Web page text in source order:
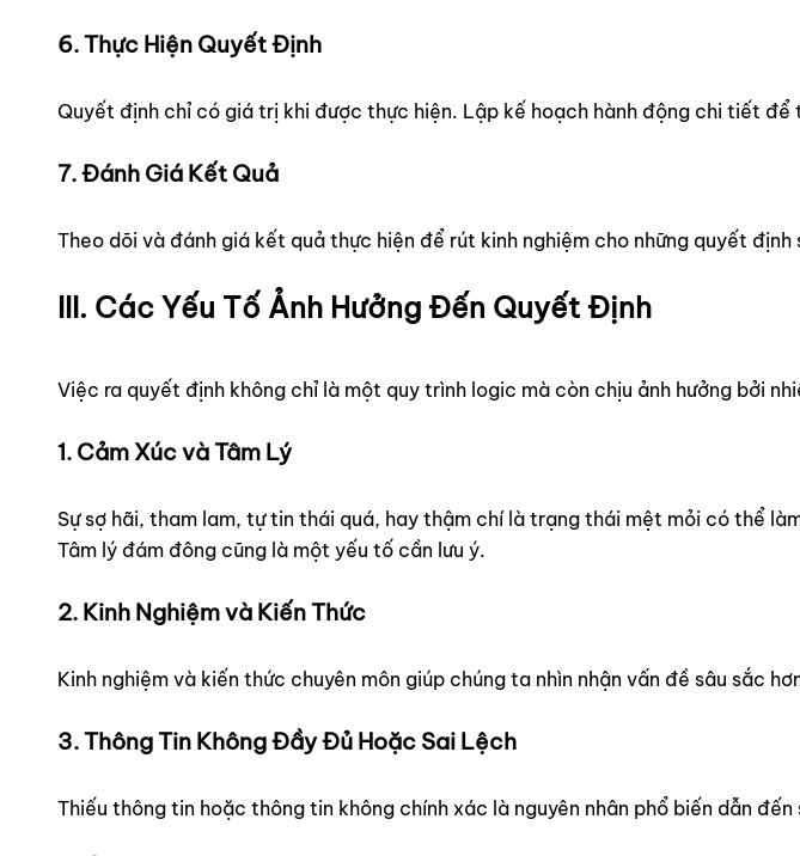
6. Thực Hiện Quyết Định
Quyết định chỉ có giá trị khi được thực hiện. Lập kế hoạch hành động chi tiết để
7. Đánh Giá Kết Quả
Theo dõi và đánh giá kết quả thực hiện để rút kinh nghiệm cho những quyết định
III. Các Yếu Tố Ảnh Hưởng Đến Quyết Định
Việc ra quyết định không chỉ là một quy trình logic mà còn chịu ảnh hưởng bởi
1. Cảm Xúc và Tâm Lý
Sự sợ hãi, tham lam, tự tin thái quá, hay thậm chí là trạng thái mệt mỏi có thể
Tâm lý đám đông cũng là một yếu tố cần lưu ý.
2. Kinh Nghiệm và Kiến Thức
Kinh nghiệm và kiến thức chuyên môn giúp chúng ta nhìn nhận vấn đề sâu sắc
3. Thông Tin Không Đầy Đủ Hoặc Sai Lệch
Thiếu thông tin hoặc thông tin không chính xác là nguyên nhân phổ biến dẫn